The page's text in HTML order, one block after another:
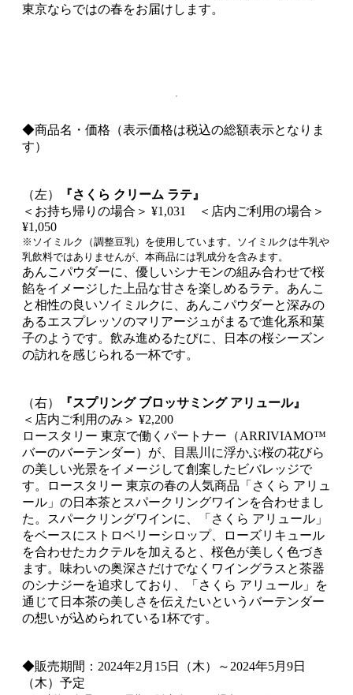
東京ならではの春をお届けします。
◆商品名・価格（表示価格は税込の総額表示となりま
す）
（左）
『さくら クリーム ラテ』
＜お持ち帰りの場合＞ ¥1,031 ＜店内ご利用の場合＞
¥1,050
※ソイミルク（調整豆乳）を使用しています。ソイミルクは牛乳や
乳飲料ではありませんが、本商品には乳成分を含みます。
あんこパウダーに、優しいシナモンの組み合わせで桜
餡をイメージした上品な甘さを楽しめるラテ。あんこ
と相性の良いソイミルクに、あんこパウダーと深みの
あるエスプレッソのマリアージュがまるで進化系和菓
子のようです。飲み進めるたびに、日本の桜シーズン
の訪れを感じられる一杯です。
（右）
『スプリング ブロッサミング アリュール』
＜店内ご利用のみ＞ ¥2,200
ロースタリー 東京で働くパートナー（ARRIVIAMO™
バーのバーテンダー）が、目黒川に浮かぶ桜の花びら
の美しい光景をイメージして創案したビバレッジで
す。ロースタリー 東京の春の人気商品「さくら アリュ
ール」の日本茶とスパークリングワインを合わせまし
た。スパークリングワインに、「さくら アリュール」
をベースにストロベリーシロップ、ローズリキュール
を合わせたカクテルを加えると、桜色が美しく色づき
ます。味わいの奥深さだけでなくワイングラスと茶器
のシナジーを追求しており、「さくら アリュール」を
通じて日本茶の美しさを伝えたいというバーテンダー
の想いが込められている1杯です。
◆販売期間：2024年2月15日（木）～2024年5月9日
（木）予定